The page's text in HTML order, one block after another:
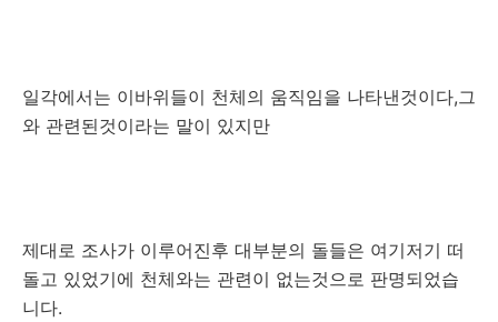
일각에서는 이바위들이 천체의 움직임을 나타낸것이다,그
와 관련된것이라는 말이 있지만
제대로 조사가 이루어진후 대부분의 돌들은 여기저기 떠
돌고 있었기에 천체와는 관련이 없는것으로 판명되었습
니다.